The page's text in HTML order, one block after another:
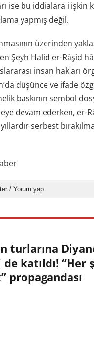
ise bu iddialara ilişkin
yapmış değil.
üzerinden
Şeyh Halid er-Râşid
insan hakları
düşünce ve ifade
baskının sembol
devam ederken, er-
serbest
/ Yorum yap
turlarına
katıldı! “Her
propagandası